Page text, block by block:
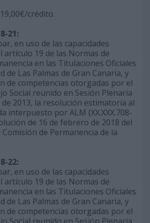
crédito.
21:
en uso de las capacidades
artículo 19 de las Normas de
en las Titulaciones Oficiales
de Las Palmas de Gran Canaria, y
de competencias otorgadas por el
Social reunido en Sesión Plenaria
2013, la resolución estimatoria al
interpuesto por ALM (XX.XXX.708-
de 16 de febrero de 2018 del
de Permanencia de la
22:
en uso de las capacidades
artículo 19 de las Normas de
en las Titulaciones Oficiales
de Las Palmas de Gran Canaria, y
de competencias otorgadas por el